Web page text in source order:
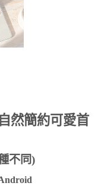
然簡約可愛首
不同)